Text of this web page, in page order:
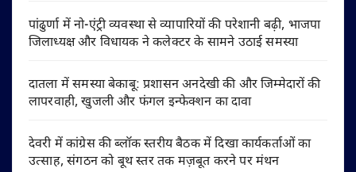
पांढुर्णा में नो-एंट्री व्यवस्था से व्यापारियों की परेशानी बढ़ी, भाजपा
जिलाध्यक्ष और विधायक ने कलेक्टर के सामने उठाई समस्या
दातला में समस्या बेकाबू: प्रशासन अनदेखी की और जिम्मेदारों की
लापरवाही, खुजली और फंगल इन्फेक्शन का दावा
देवरी में कांग्रेस की ब्लॉक स्तरीय बैठक में दिखा कार्यकर्ताओं का
उत्साह, संगठन को बूथ स्तर तक मज़बूत करने पर मंथन